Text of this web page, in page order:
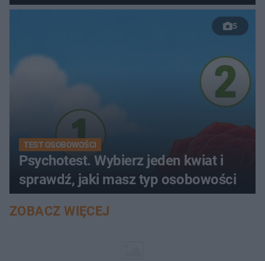
5
TEST OSOBOWOŚCI
Psychotest. Wybierz jeden kwiat i
sprawdź, jaki masz typ osobowości
ZOBACZ WIĘCEJ